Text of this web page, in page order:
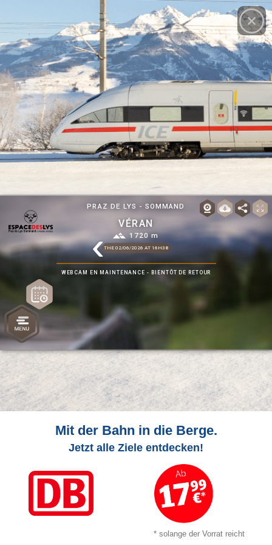
Mit der Bahn in die Berge.
Jetzt alle Ziele entdecken!
* solange der Vorrat reicht